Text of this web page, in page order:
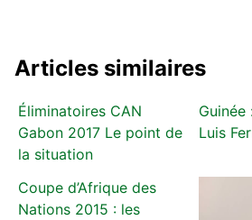
Articles similaires
Éliminatoires CAN
Gabon 2017 Le point de
la situation
Guinée
Luis
Coupe d’Afrique des
Nations 2015 : les